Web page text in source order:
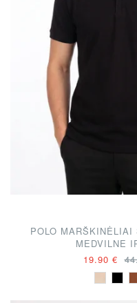
POLO MARŠKINĖLIAI
MEDVILNE
19.90 €